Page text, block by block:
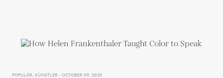
POPULÄR, KÜNSTLER - OCTOBER 09, 2025